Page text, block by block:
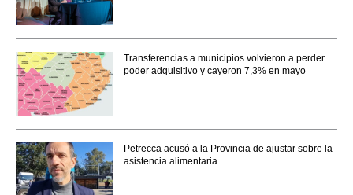
Transferencias a municipios volvieron a perder
poder adquisitivo y cayeron 7,3% en mayo
Petrecca acusó a la Provincia de ajustar sobre la
asistencia alimentaria